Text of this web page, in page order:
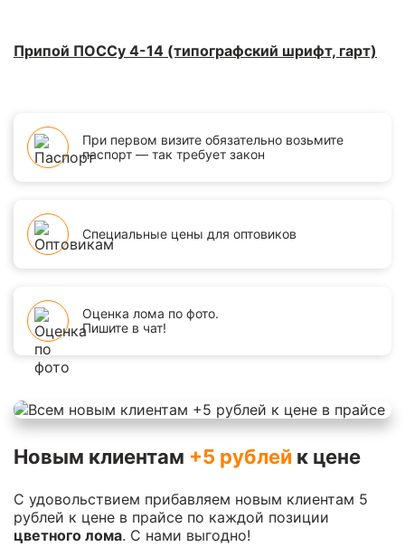
Припой ПОССу 4-14 (типографский шрифт, гарт)
При первом визите обязательно возьмите
паспорт — так требует закон
Специальные цены для оптовиков
Оценка лома по фото.
Пишите в чат!
Новым клиентам +5 рублей к цене
С удовольствием прибавляем новым клиентам 5
рублей к цене в прайсе по каждой позиции
цветного лома. С нами выгодно!